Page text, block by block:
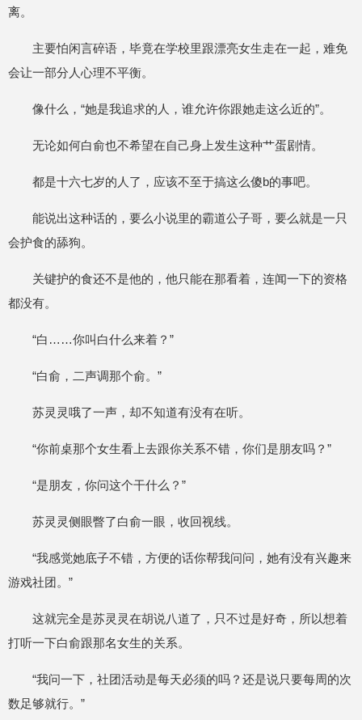
离。
主要怕闲言碎语，毕竟在学校里跟漂亮女生走在一起，难免
会让一部分人心理不平衡。
像什么，“她是我追求的人，谁允许你跟她走这么近的”。
无论如何白俞也不希望在自己身上发生这种艹蛋剧情。
都是十六七岁的人了，应该不至于搞这么傻b的事吧。
能说出这种话的，要么小说里的霸道公子哥，要么就是一只
会护食的舔狗。
关键护的食还不是他的，他只能在那看着，连闻一下的资格
都没有。
“白……你叫白什么来着？”
“白俞，二声调那个俞。”
苏灵灵哦了一声，却不知道有没有在听。
“你前桌那个女生看上去跟你关系不错，你们是朋友吗？”
“是朋友，你问这个干什么？”
苏灵灵侧眼瞥了白俞一眼，收回视线。
“我感觉她底子不错，方便的话你帮我问问，她有没有兴趣来
游戏社团。”
这就完全是苏灵灵在胡说八道了，只不过是好奇，所以想着
打听一下白俞跟那名女生的关系。
“我问一下，社团活动是每天必须的吗？还是说只要每周的次
数足够就行。”